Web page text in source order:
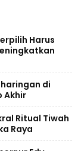
Harus
di
Akhir
Ritual Tiwah
Raya